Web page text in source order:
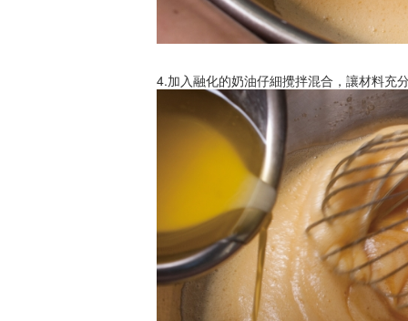
4.加入融化的奶油仔細攪拌混合，讓材料充